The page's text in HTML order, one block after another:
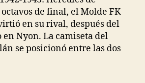
de final, el Molde FK
en su rival, después del
en Nyon. La camiseta del
se posicionó entre las dos